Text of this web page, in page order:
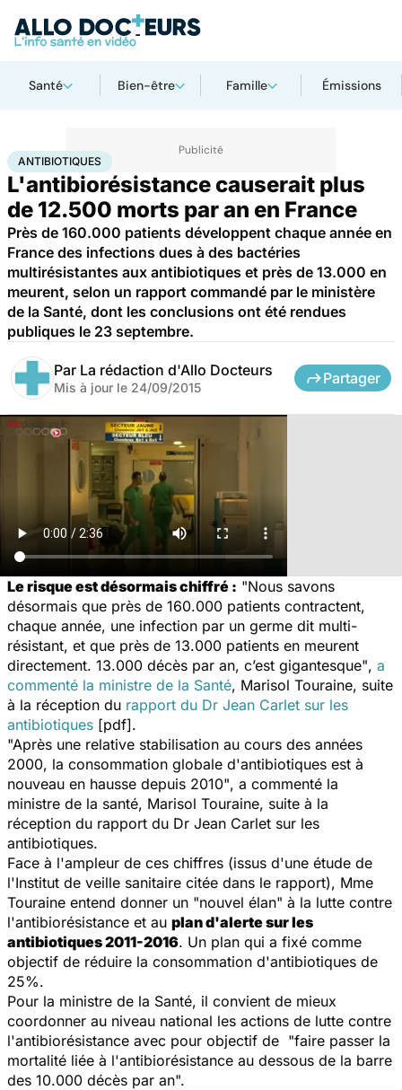
Santé Bien-être Famille Émissions
AccueilSantéAntibiotiques
ANTIBIOTIQUES
L'antibiorésistance causerait plus
de 12.500 morts par an en France
Près de 160.000 patients développent chaque année en
France des infections dues à des bactéries
multirésistantes aux antibiotiques et près de 13.000 en
meurent, selon un rapport commandé par le ministère
de la Santé, dont les conclusions ont été rendues
publiques le 23 septembre.
Par La rédaction d'Allo Docteurs
Mis à jour le 24/09/2015
Partager
Le risque est désormais chiffré : "Nous savons
désormais que près de 160.000 patients contractent,
chaque année, une infection par un germe dit multi-
résistant, et que près de 13.000 patients en meurent
directement. 13.000 décès par an, c’est gigantesque", a
commenté la ministre de la Santé, Marisol Touraine, suite
à la réception du rapport du Dr Jean Carlet sur les
antibiotiques [pdf].
"Après une relative stabilisation au cours des années
2000, la consommation globale d'antibiotiques est à
nouveau en hausse depuis 2010", a commenté la
ministre de la santé, Marisol Touraine, suite à la
réception du rapport du Dr Jean Carlet sur les
antibiotiques.
Face à l'ampleur de ces chiffres (issus d'une étude de
l'Institut de veille sanitaire citée dans le rapport), Mme
Touraine entend donner un "nouvel élan" à la lutte contre
l'antibiorésistance et au plan d'alerte sur les
antibiotiques 2011-2016. Un plan qui a fixé comme
objectif de réduire la consommation d'antibiotiques de
25%.
Pour la ministre de la Santé, il convient de mieux
coordonner au niveau national les actions de lutte contre
l'antibiorésistance avec pour objectif de "faire passer la
mortalité liée à l'antibiorésistance au dessous de la barre
des 10.000 décès par an".